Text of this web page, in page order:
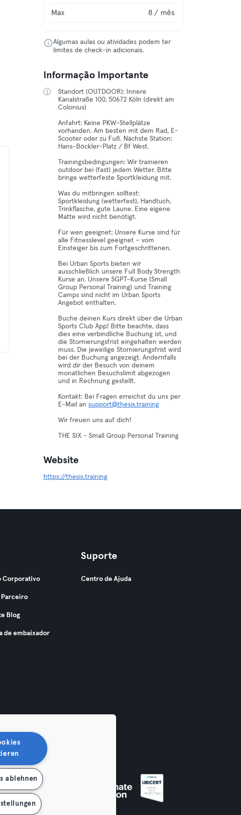
Max 8 / mês
Algumas aulas ou atividades podem ter
limites de check-in adicionais.
Informação Importante
Standort (OUTDOOR): Innere
Kanalstraße 100, 50672 Köln (direkt am
Colonius)
Anfahrt: Keine PKW-Stellplätze
vorhanden. Am besten mit dem Rad, E-
Scooter oder zu Fuß. Nächste Station:
Hans-Böckler-Platz / Bf West.
Trainingsbedingungen: Wir trainieren
outdoor bei (fast) jedem Wetter. Bitte
bringe wetterfeste Sportkleidung mit.
Was du mitbringen solltest:
Sportkleidung (wetterfest), Handtuch,
Trinkflasche, gute Laune. Eine eigene
Matte wird nicht benötigt.
Für wen geeignet: Unsere Kurse sind für
alle Fitnesslevel geeignet – vom
Einsteiger bis zum Fortgeschrittenen.
Bei Urban Sports bieten wir
ausschließlich unsere Full Body Strength
Kurse an. Unsere SGPT-Kurse (Small
Group Personal Training) und Training
Camps sind nicht im Urban Sports
Angebot enthalten.
Buche deinen Kurs direkt über die Urban
Sports Club App! Bitte beachte, dass
dies eine verbindliche Buchung ist, und
die Stornierungsfrist eingehalten werden
muss. Die jeweilige Stornierungsfrist wird
bei der Buchung angezeigt. Andernfalls
wird dir der Besuch von deinem
monatlichen Besuchslimit abgezogen
und in Rechnung gestellt.
Kontakt: Bei Fragen erreichst du uns per
E-Mail ansupport@thesix.training
Wir freuen uns auf dich!
THE SIX - Small Group Personal Training
Website
https://thesix.training
Corporativo
Blog
de embaixador
Suporte
Centro de Ajuda
ablehnen